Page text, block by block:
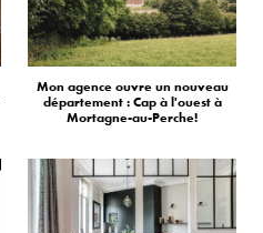
Mon agence ouvre un nouveau
département : Cap à l'ouest à
Mortagne-au-Perche!